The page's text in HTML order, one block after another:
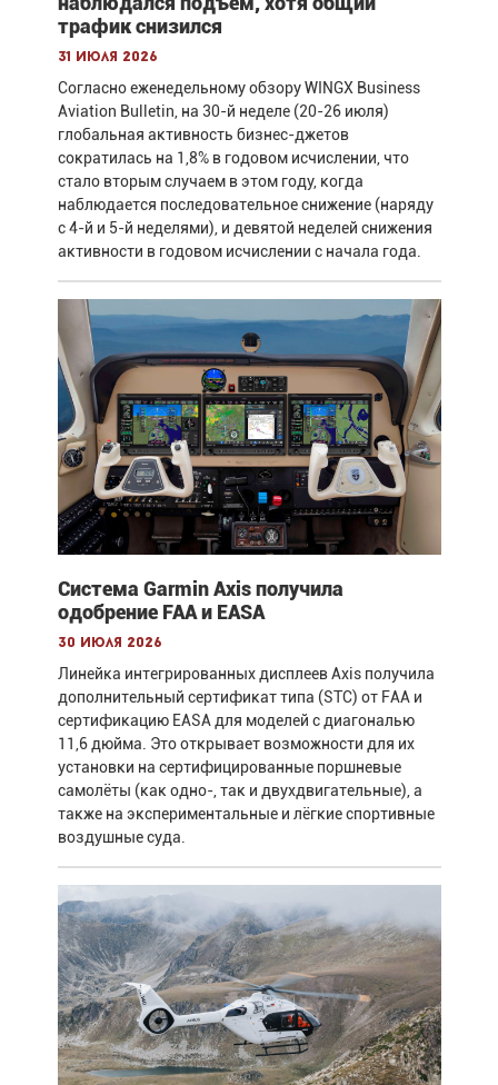
трафик снизился
31 июля 2026
Согласно еженедельному обзору WINGX Business
Aviation Bulletin, на 30-й неделе (20-26 июля)
глобальная активность бизнес-джетов
сократилась на 1,8% в годовом исчислении, что
стало вторым случаем в этом году, когда
наблюдается последовательное снижение (наряду
с 4-й и 5-й неделями), и девятой неделей снижения
активности в годовом исчислении с начала года.
Система Garmin Axis получила
одобрение FAA и EASA
30 июля 2026
Линейка интегрированных дисплеев Axis получила
дополнительный сертификат типа (STC) от FAA и
сертификацию EASA для моделей с диагональю
11,6 дюйма. Это открывает возможности для их
установки на сертифицированные поршневые
самолёты (как одно-, так и двухдвигательные), а
также на экспериментальные и лёгкие спортивные
воздушные суда.